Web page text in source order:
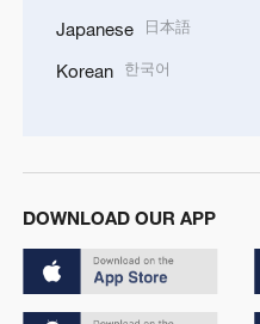
Japanese 日本語
Korean 한국어
DOWNLOAD OUR APP